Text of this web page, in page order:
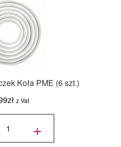
Koła PME (6 szt.)
zł z Vat
(6 +